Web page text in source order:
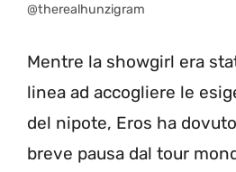
@therealhunzigram
Mentre la showgirl era
linea ad accogliere le
del nipote, Eros ha
breve pausa dal tour